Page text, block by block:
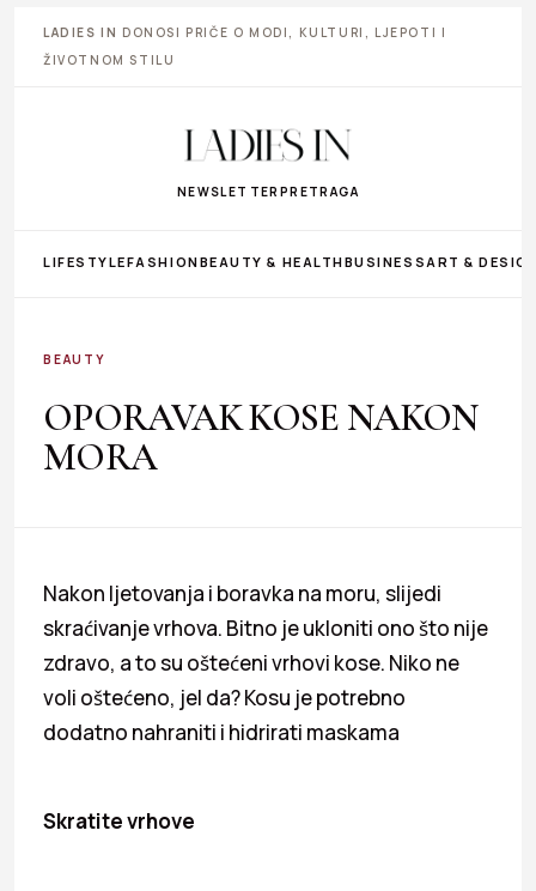
LADIES IN DONOSI PRIČE O MODI, KULTURI, LJEPOTI I
ŽIVOTNOM STILU
NEWSLETTER PRETRAGA
LIFESTYLEFASHIONBEAUTY & HEALTHBUSINESS ART &
BEAUTY
OPORAVAK KOSE NAKON
MORA
Nakon ljetovanja i boravka na moru, slijedi
skraćivanje vrhova. Bitno je ukloniti ono što nije
zdravo, a to su oštećeni vrhovi kose. Niko ne
voli oštećeno, jel da? Kosu je potrebno
dodatno nahraniti i hidrirati maskama
Skratite vrhove